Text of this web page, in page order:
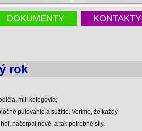
DOKUMENTY KONTAKTY
rok
milí kolegovia,
putovanie a súžitie. Veríme, že každý
načerpal nové, a tak potrebné sily.